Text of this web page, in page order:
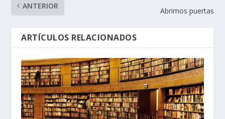
ANTERIOR
Abrimos puertas
ARTÍCULOS RELACIONADOS